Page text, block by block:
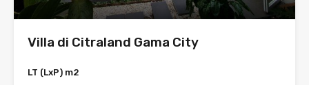
Villa di Citraland Gama City
LT (LxP) m2